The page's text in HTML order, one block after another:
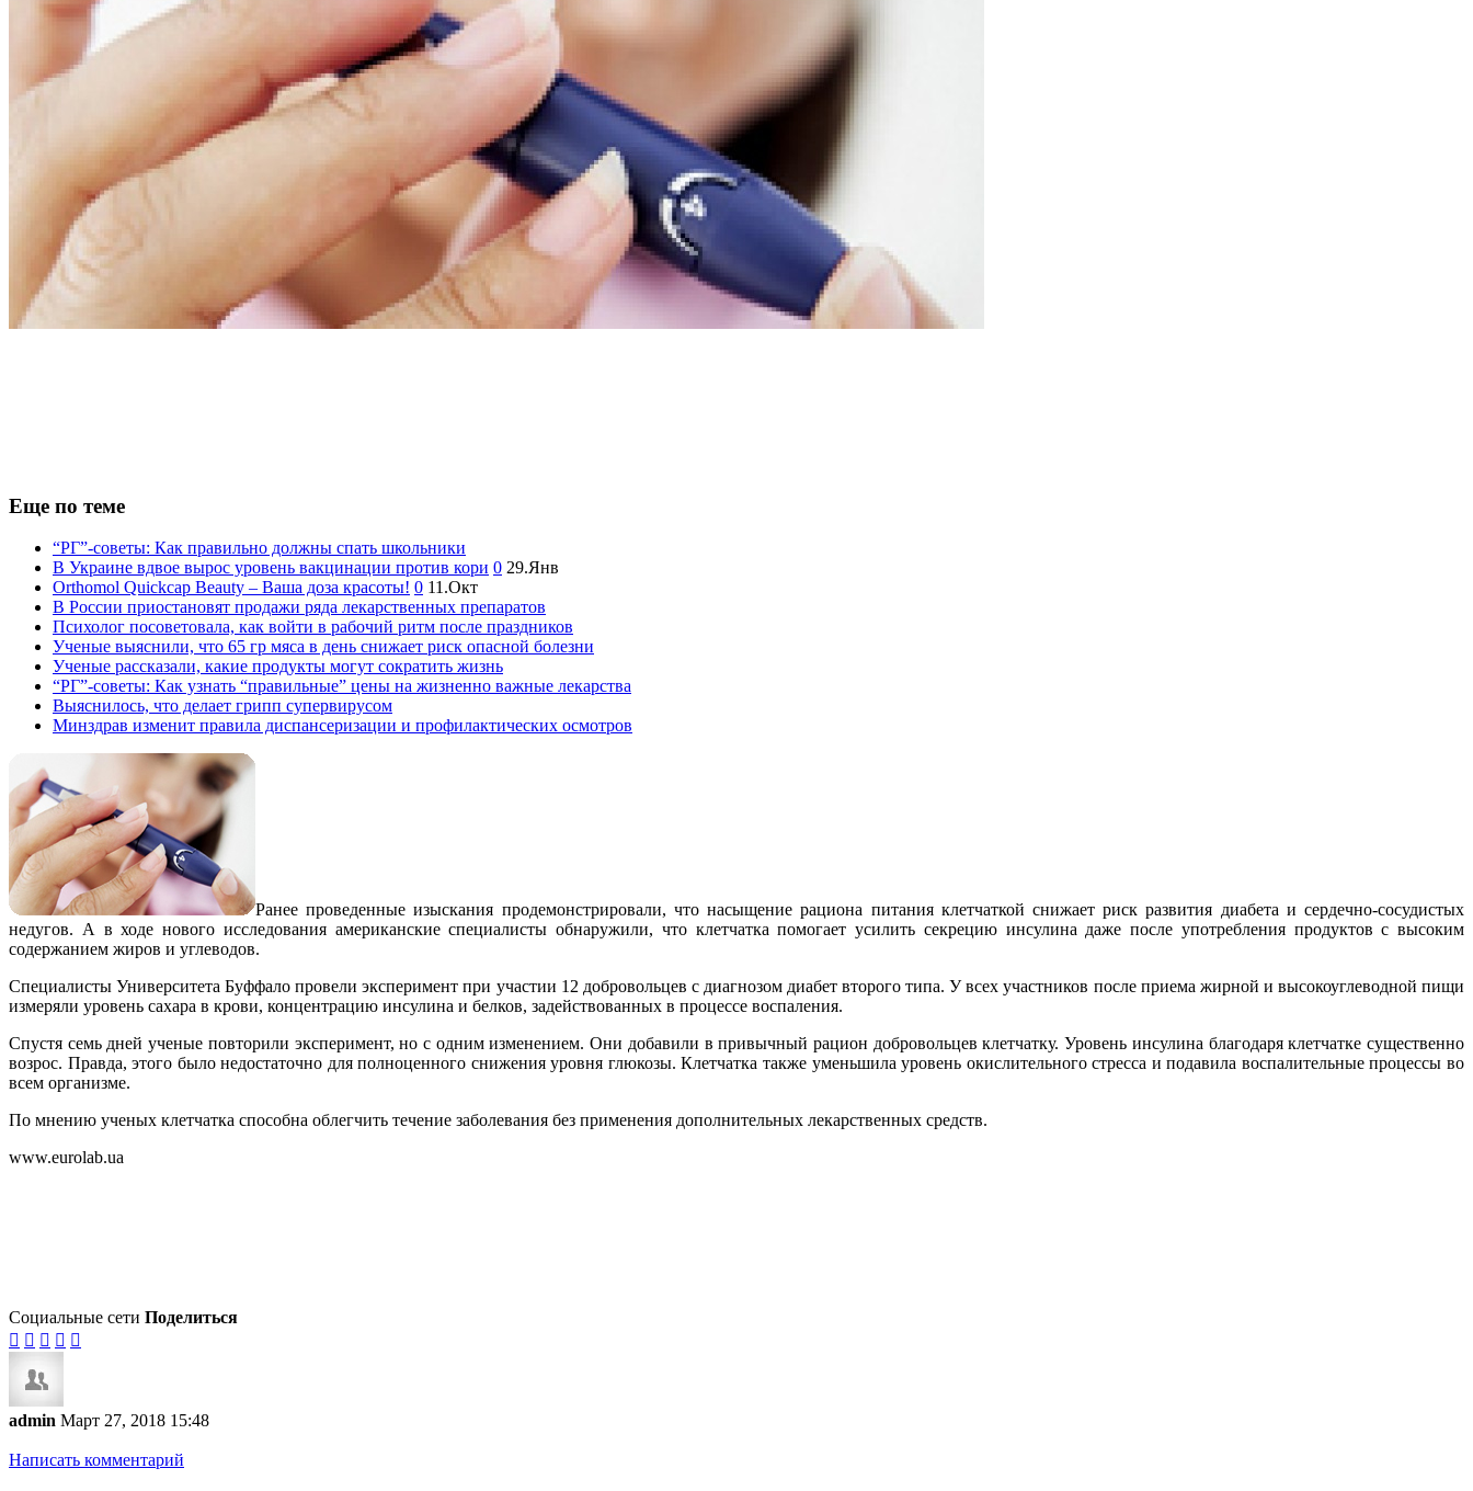
Еще по теме
“РГ”-советы: Как правильно должны спать школьники
В Украине вдвое вырос уровень вакцинации против кори 0 29.Янв
Orthomol Quickcap Beauty – Ваша доза красоты! 0 11.Окт
В России приостановят продажи ряда лекарственных препаратов
Психолог посоветовала, как войти в рабочий ритм после праздников
Ученые выяснили, что 65 гр мяса в день снижает риск опасной болезни
Ученые рассказали, какие продукты могут сократить жизнь
“РГ”-советы: Как узнать “правильные” цены на жизненно важные лекарства
Выяснилось, что делает грипп супервирусом
Минздрав изменит правила диспансеризации и профилактических осмотров
Ранее проведенные изыскания продемонстрировали, что насыщение рациона питания клетчаткой снижает риск развития диабета и сердечно-сосудистых
недугов. А в ходе нового исследования американские специалисты обнаружили, что клетчатка помогает усилить секрецию инсулина даже после употребления продуктов с высоким
содержанием жиров и углеводов.
Специалисты Университета Буффало провели эксперимент при участии 12 добровольцев с диагнозом диабет второго типа. У всех участников после приема жирной и высокоуглеводной пищи
измеряли уровень сахара в крови, концентрацию инсулина и белков, задействованных в процессе воспаления.
Спустя семь дней ученые повторили эксперимент, но с одним изменением. Они добавили в привычный рацион добровольцев клетчатку. Уровень инсулина благодаря клетчатке существенно
возрос. Правда, этого было недостаточно для полноценного снижения уровня глюкозы. Клетчатка также уменьшила уровень окислительного стресса и подавила воспалительные процессы во
всем организме.
По мнению ученых клетчатка способна облегчить течение заболевания без применения дополнительных лекарственных средств.
www.eurolab.ua
Социальные сети Поделиться
    
admin Март 27, 2018 15:48
Написать комментарий